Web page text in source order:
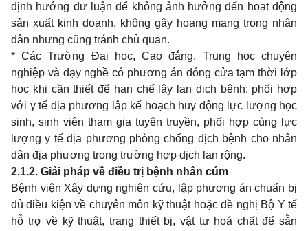
định hướng dư luận để không ảnh hưởng đến hoạt động
sản xuất kinh doanh, không gây hoang mang trong nhân
dân nhưng cũng tránh chủ quan.
* Các Trường Đại học, Cao đẳng, Trung học chuyên
nghiệp và dạy nghề có phương án đóng cửa tạm thời lớp
học khi cần thiết để hạn chế lây lan dịch bệnh; phối hợp
với y tế địa phương lập kế hoạch huy động lực lượng học
sinh, sinh viên tham gia tuyên truyền, phối hợp cùng lực
lượng y tế địa phương phòng chống dịch bệnh cho nhân
dân địa phương trong trường hợp dịch lan rộng.
2.1.2. Giải pháp về điều trị bệnh nhân cúm
Bệnh viện Xây dựng nghiên cứu, lập phương án chuẩn bị
đủ điều kiện về chuyên môn kỹ thuật hoặc đề nghị Bộ Y tế
hỗ trợ về kỹ thuật, trang thiết bị, vật tư hoá chất để sẵn